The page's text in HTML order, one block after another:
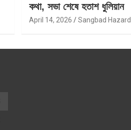
কথা, সভা শেষে হতাশ ধুলিয়ান
April 14, 2026 Sangbad